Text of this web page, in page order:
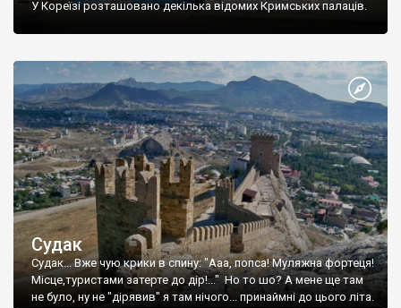
У Кореїзі розташовано декілька відомих Кримських палаців.
Судак
Судак... Вже чую крики в спину: "Ааа, попса! Муляжна фортеця!
Місце,туристами затерте до дір!..." Но то шо? А мене ще там
не було, ну не "дірявив" я там нічого... принаймні до цього літа.